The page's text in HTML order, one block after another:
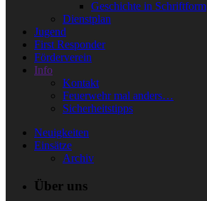
Geschichte in Schriftform
Dienstplan
Jugend
First Responder
Förderverein
Info
Kontakt
Feuerwehr mal anders…
Sicherheitstipps
Neuigkeiten
Einsätze
Archiv
Über uns